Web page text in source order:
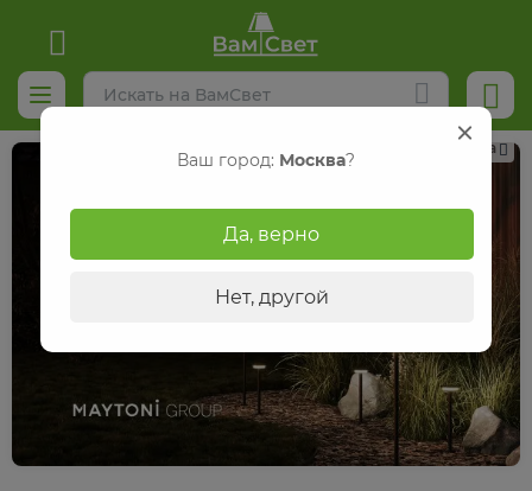
Реклама
Ваш город: Москва?
Да, верно
Нет, другой